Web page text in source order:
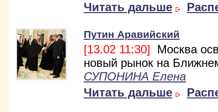
Читать дальше
Путин Аравийский
[13.02 11:30] Москва
новый рынок на
СУПОНИНА Елена
Читать дальше